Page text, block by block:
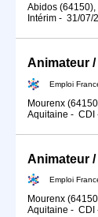
Abidos
Intérim - 31/07/
Emploi
Mourenx
Aquitaine - CDI
Emploi
Mourenx
Aquitaine - CDI